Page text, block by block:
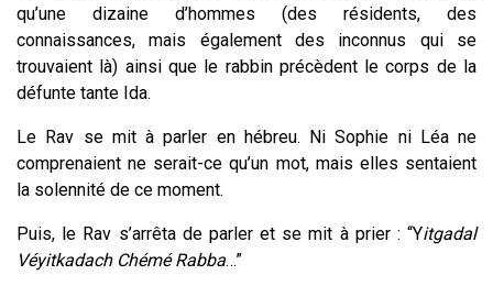
qu’une dizaine d’hommes (des résidents, des
connaissances, mais également des inconnus qui se
trouvaient là) ainsi que le rabbin précèdent le corps de la
défunte tante Ida.
Le Rav se mit à parler en hébreu. Ni Sophie ni Léa ne
comprenaient ne serait-ce qu’un mot, mais elles sentaient
la solennité de ce moment.
Puis, le Rav s’arrêta de parler et se mit à prier : “Yitgadal
Véyitkadach Chémé Rabba…”